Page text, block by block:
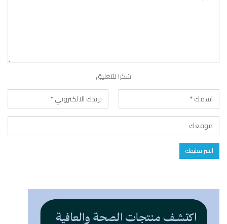
شكرا للتعليق